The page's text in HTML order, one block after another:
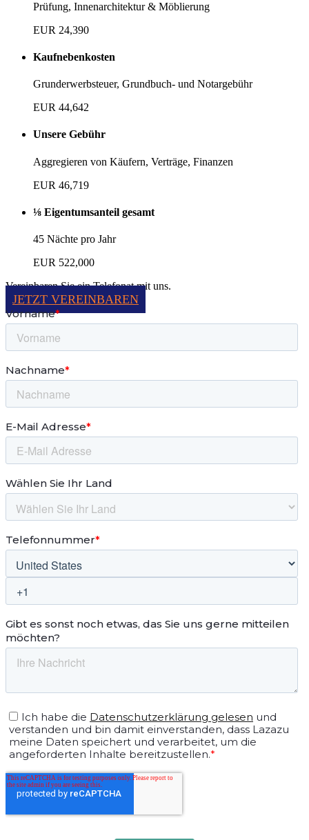
Prüfung, Innenarchitektur & Möblierung
EUR 24,390
Kaufnebenkosten
Grunderwerbsteuer, Grundbuch- und Notargebühr
EUR 44,642
Unsere Gebühr
Aggregieren von Käufern, Verträge, Finanzen
EUR 46,719
⅛ Eigentumsanteil gesamt
45 Nächte pro Jahr
EUR 522,000
Vereinbaren Sie ein Telefonat mit uns.
JETZT VEREINBAREN